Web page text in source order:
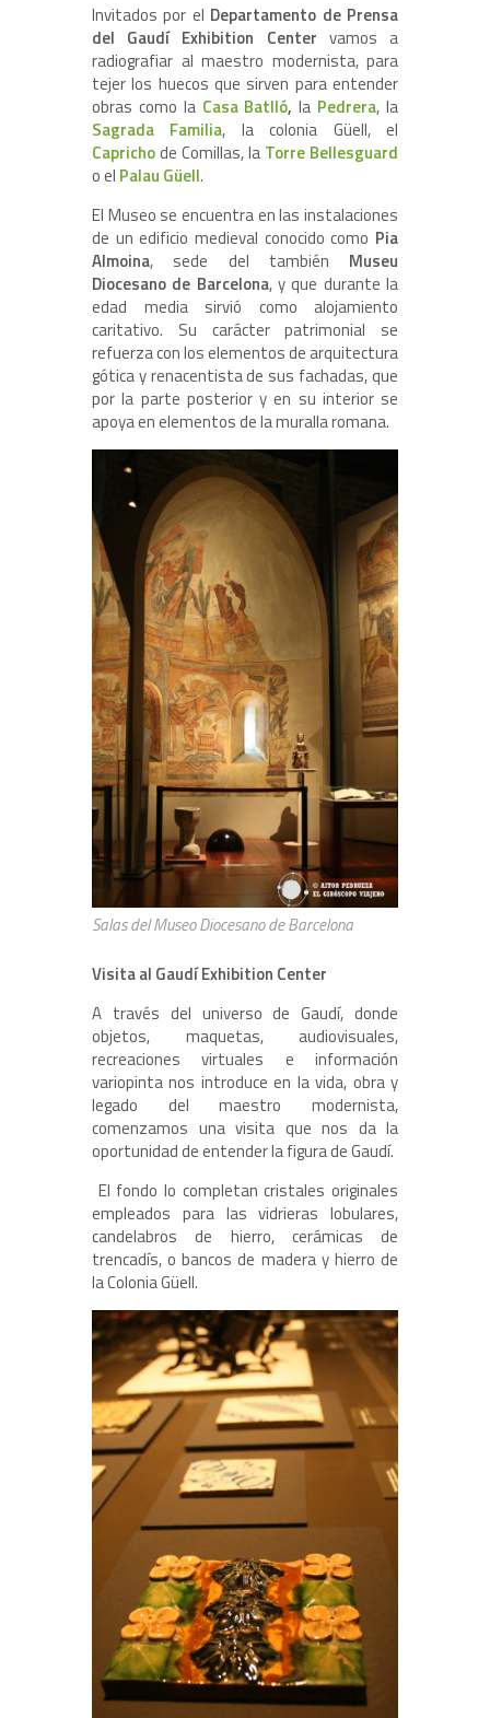
Invitados por el Departamento de Prensa
del Gaudí Exhibition Center vamos a
radiografiar al maestro modernista, para
tejer los huecos que sirven para entender
obras como la Casa Batlló, la Pedrera, la
Sagrada Familia, la colonia Güell, el
Caprichode Comillas, la Torre Bellesguard
o el Palau Güell.
El Museo se encuentra en las instalaciones
de un edificio medieval conocido como Pia
Almoina, sede del también Museu
Diocesano de Barcelona, y que durante la
edad media sirvió como alojamiento
caritativo. Su carácter patrimonial se
refuerza con los elementos de arquitectura
gótica y renacentista de sus fachadas, que
por la parte posterior y en su interior se
apoya en elementos de la muralla romana.
Salas del Museo Diocesano de Barcelona
Visita al Gaudí Exhibition Center
A través del universo de Gaudí, donde
objetos, maquetas, audiovisuales,
recreaciones virtuales e información
variopinta nos introduce en la vida, obra y
legado del maestro modernista,
comenzamos una visita que nos da la
oportunidad de entender la figura de Gaudí.
El fondo lo completan cristales originales
empleados para las vidrieras lobulares,
candelabros de hierro, cerámicas de
trencadís, o bancos de madera y hierro de
la Colonia Güell.